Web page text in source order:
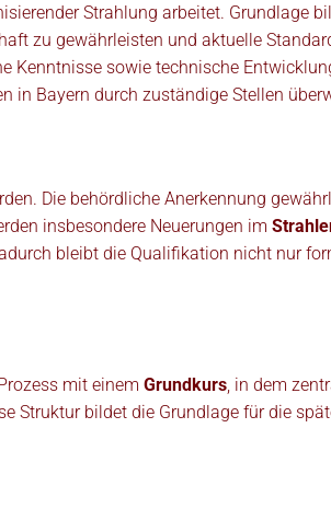
Strahlung arbeitet. Grundlage
zu gewährleisten und aktuelle
Kenntnisse sowie technische
in Bayern durch zuständige Stellen
Die behördliche Anerkennung
insbesondere Neuerungen im
bleibt die Qualifikation nicht nur
mit einem Grundkurs, in dem
Struktur bildet die Grundlage für die